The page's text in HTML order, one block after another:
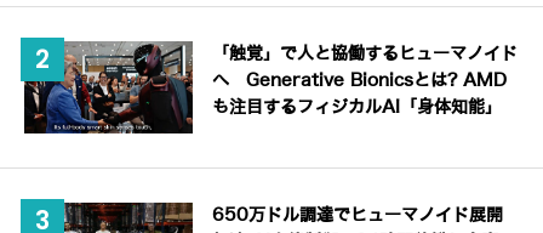
「触覚」で人と協働するヒューマノイド
へ Generative Bionicsとは? AMD
も注目するフィジカルAI「身体知能」
650万ドル調達でヒューマノイド展開